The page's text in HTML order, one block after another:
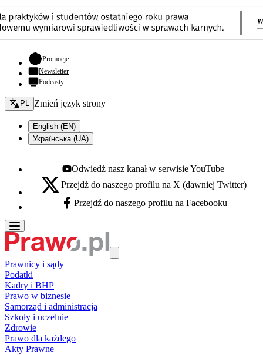
Promocje- otwiera się w nowej karcie
Newsletter
Podcasty
Zmień język - bieżący:
PL Zmień język strony
English (EN)
Українська (UA)
Youtube - otwiera się w nowej karcie
Odwiedź nasz kanał w serwisie YouTube
X - otwiera się w nowej karcie
Przejdź do naszego profilu na X (dawniej Twitter)
Facebook - otwiera się w nowej karcie
Przejdź do naszego profilu na Facebooku
Prawnicy i sądy
Podatki
Kadry i BHP
Prawo w biznesie
Samorząd i administracja
Szkoły i uczelnie
Zdrowie
Prawo dla każdego
Akty Prawne